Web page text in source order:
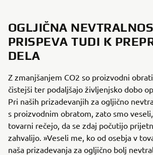
OGLJIČNA
PRISPEVA TUDI K
DELA
Z zmanjšanjem CO2 so proizvodni
čistejši ter podaljšajo življenjsko dobo
Pri naših prizadevanjih za ogljično
s proizvodnim obratom, zato smo
tovarni rečejo, da se zdaj počutijo
zahvalijo. »Veseli me, ko od osebja v
naša prizadevanja za ogljično bolj